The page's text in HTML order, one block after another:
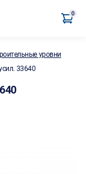
0
уровни
33640